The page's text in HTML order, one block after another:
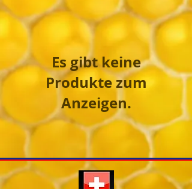
Es gibt keine
Produkte zum
Anzeigen.